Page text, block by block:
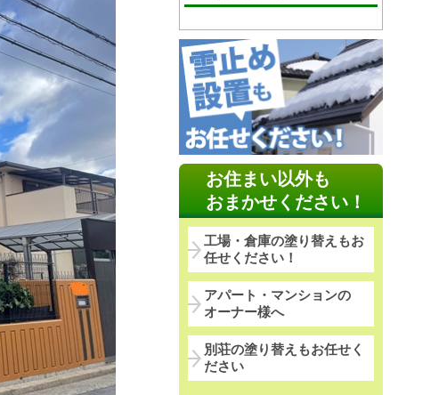
お住まい以外も
おまかせください！
工場・倉庫の塗り替えもお
任せください！
アパート・マンションの
オーナー様へ
別荘の塗り替えもお任せく
ださい